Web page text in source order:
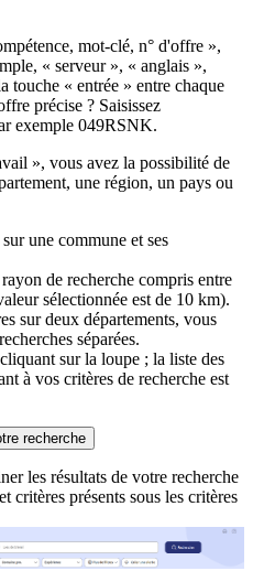
mot-clé, n° d'offre »,
« serveur », « anglais »,
touche « entrée » entre chaque
précise ? Saisissez
exemple 049RSNK.
», vous avez la possibilité de
une région, un pays ou
une commune et ses
de recherche compris entre
sélectionnée est de 10 km).
sur deux départements, vous
séparées.
sur la loupe ; la liste des
à vos critères de recherche est
recherche
les résultats de votre recherche
critères présents sous les critères